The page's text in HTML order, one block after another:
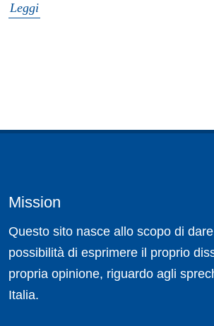
Leggi
Mission
Questo sito nasce allo scopo di
possibilità di esprimere il proprio
propria opinione, riguardo agli
Italia.